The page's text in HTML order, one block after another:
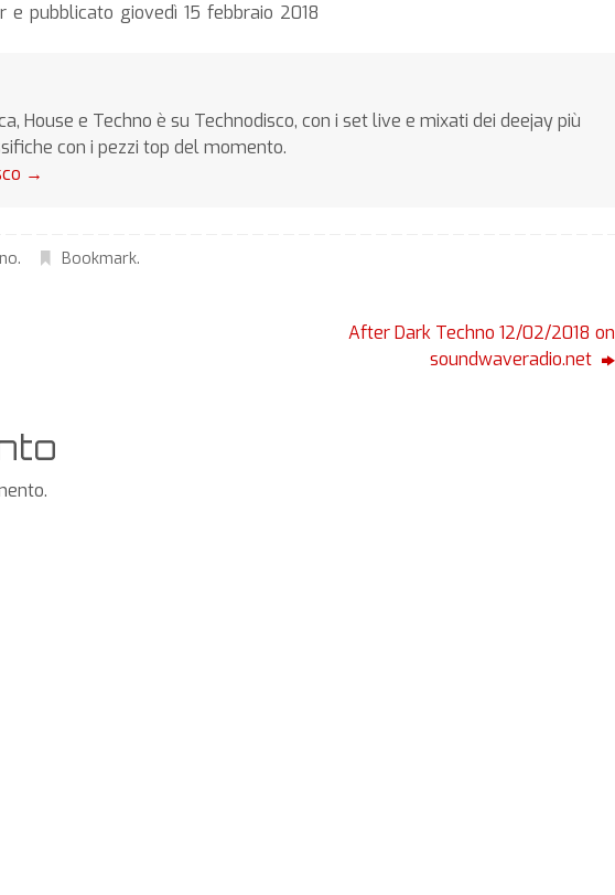
pubblicato giovedì 15 febbraio 2018
House e Techno è su Technodisco, con i set live e mixati dei deejay più
con i pezzi top del momento.
→
. Bookmark.
After Dark Techno 12/02/2018 on
soundwaveradio.net